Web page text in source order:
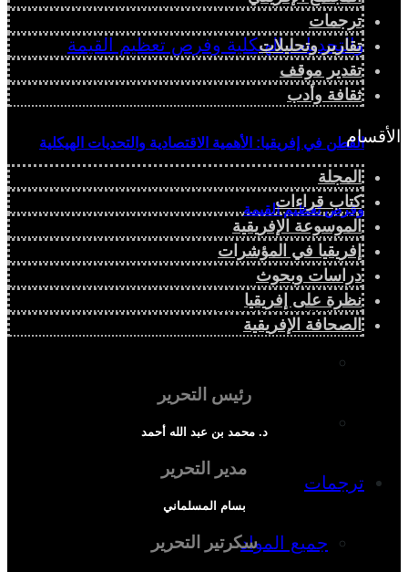
القطن في إفريقيا: الأهمية الاقتصادية والتحديات الهيكلية
وفرص تعظيم القيمة
دراسة سياسية
ترجمات
جميع المواد
ترجمات
تقارير وتحليلات
تقدير موقف
ثقافة وأدب
الأقسام
المجلة
كتاب قراءات
الموسوعة الإفريقية
إفريقيا في المؤشرات
دراسات وبحوث
نظرة على إفريقيا
الصحافة الإفريقية
رئيس التحرير
د. محمد بن عبد الله أحمد
مدير التحرير
بسام المسلماني
سكرتير التحرير